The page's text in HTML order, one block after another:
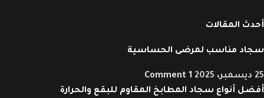
أحدث المقالات
سجاد مناسب لمرضى الحساسية
25 ديسمبر، 2025
1 Comment
أفضل أنواع سجاد المطابخ المقاوم للبقع والحرارة